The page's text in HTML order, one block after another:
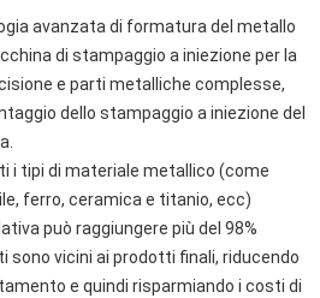
avanzata di formatura del metallo
di stampaggio a iniezione per la
e parti metalliche complesse,
dello stampaggio a iniezione del
i tipi di materiale metallico (come
ferro, ceramica e titanio, ecc)
può raggiungere più del 98%
sono vicini ai prodotti finali, riducendo
e quindi risparmiando i costi di